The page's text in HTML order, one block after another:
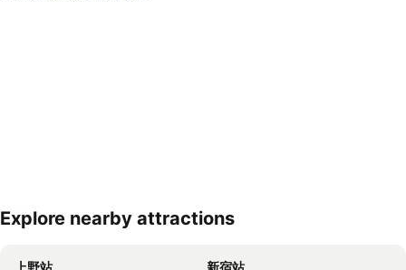
展開地圖
Explore nearby attractions
上野站
新宿站